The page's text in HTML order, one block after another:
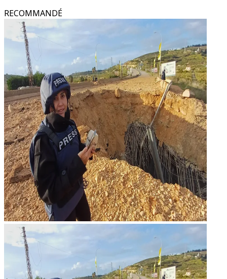
RECOMMANDÉ